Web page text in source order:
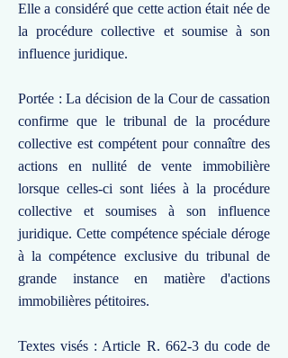
Elle a considéré que cette action était née de
la procédure collective et soumise à son
influence juridique.
Portée : La décision de la Cour de cassation
confirme que le tribunal de la procédure
collective est compétent pour connaître des
actions en nullité de vente immobilière
lorsque celles-ci sont liées à la procédure
collective et soumises à son influence
juridique. Cette compétence spéciale déroge
à la compétence exclusive du tribunal de
grande instance en matière d'actions
immobilières pétitoires.
Textes visés : Article R. 662-3 du code de